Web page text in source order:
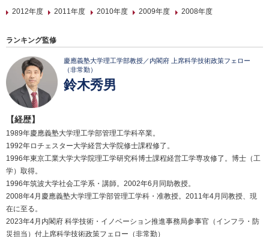
2012年度
2011年度 2010年度 2009年度 2008年度
ランキング監修
慶應義塾大学理工学部教授／内閣府 上席科学技術政策フェロー
（非常勤）
鈴木秀男
【経歴】
1989年慶應義塾大学理工学部管理工学科卒業。
1992年ロチェスター大学経営大学院修士課程修了。
1996年東京工業大学大学院理工学研究科博士課程経営工学専攻修了。博士（工
学）取得。
1996年筑波大学社会工学系・講師。2002年6月同助教授。
2008年4月慶應義塾大学理工学部管理工学科・准教授。2011年4月同教授、現
在に至る。
2023年4月内閣府 科学技術・イノベーション推進事務局参事官（インフラ・防
災担当）付上席科学技術政策フェロー（非常勤）